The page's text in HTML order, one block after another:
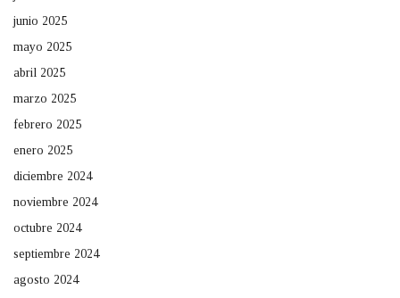
junio 2025
mayo 2025
abril 2025
marzo 2025
febrero 2025
enero 2025
diciembre 2024
noviembre 2024
octubre 2024
septiembre 2024
agosto 2024